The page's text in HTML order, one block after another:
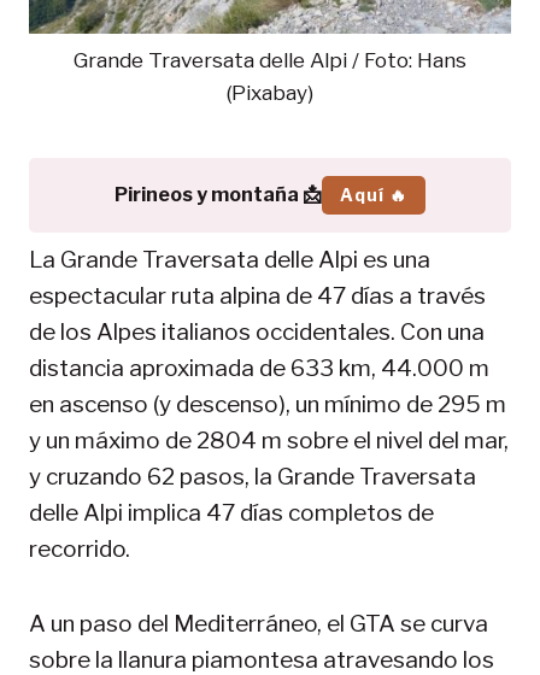
Grande Traversata delle Alpi / Foto: Hans
(Pixabay)
Pirineos y montaña 📩 Aquí 🔥
La Grande Traversata delle Alpi es una
espectacular ruta alpina de 47 días a través
de los Alpes italianos occidentales. Con una
distancia aproximada de 633 km, 44.000 m
en ascenso (y descenso), un mínimo de 295 m
y un máximo de 2804 m sobre el nivel del mar,
y cruzando 62 pasos, la Grande Traversata
delle Alpi implica 47 días completos de
recorrido.
A un paso del Mediterráneo, el GTA se curva
sobre la llanura piamontesa atravesando los